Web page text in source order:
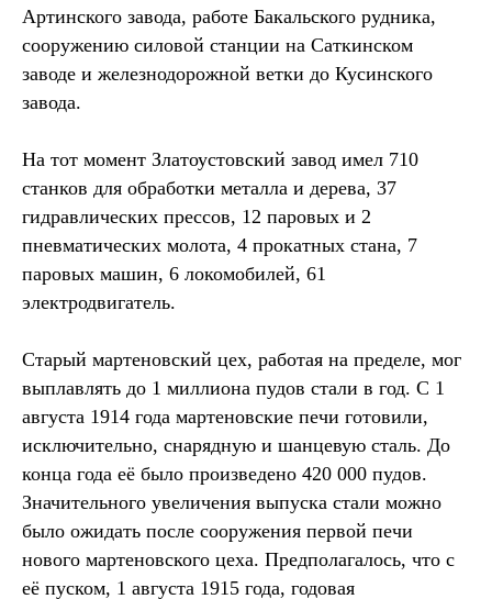
Артинского завода, работе Бакальского рудника,
сооружению силовой станции на Саткинском
заводе и железнодорожной ветки до Кусинского
завода.
На тот момент Златоустовский завод имел 710
станков для обработки металла и дерева, 37
гидравлических прессов, 12 паровых и 2
пневматических молота, 4 прокатных стана, 7
паровых машин, 6 локомобилей, 61
электродвигатель.
Старый мартеновский цех, работая на пределе, мог
выплавлять до 1 миллиона пудов стали в год. С 1
августа 1914 года мартеновские печи готовили,
исключительно, снарядную и шанцевую сталь. До
конца года её было произведено 420 000 пудов.
Значительного увеличения выпуска стали можно
было ожидать после сооружения первой печи
нового мартеновского цеха. Предполагалось, что с
её пуском, 1 августа 1915 года, годовая